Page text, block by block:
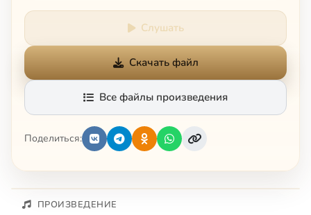
Слушать
Скачать файл
Все файлы произведения
Поделиться:
ПРОИЗВЕДЕНИЕ